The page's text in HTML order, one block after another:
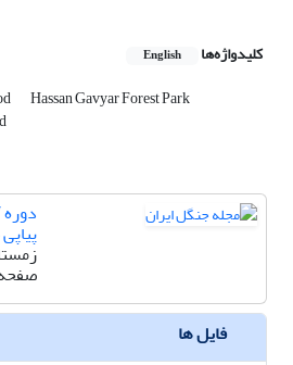
کلیدواژه‌ها English
Hassan Gavyar Forest Park
پیاپی 4
زمستان
فایل ها